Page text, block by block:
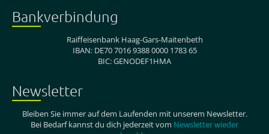
Bankverbindung
Raiffeisenbank Haag-Gars-Maitenbeth
IBAN: DE70 7016 9388 0000 1783 65
BIC: GENODEF1HMA
Newsletter
Bleiben Sie immer auf dem Laufenden mit unserem Newsletter.
Bei Bedarf kannst du dich jederzeit vom Newsletter wieder